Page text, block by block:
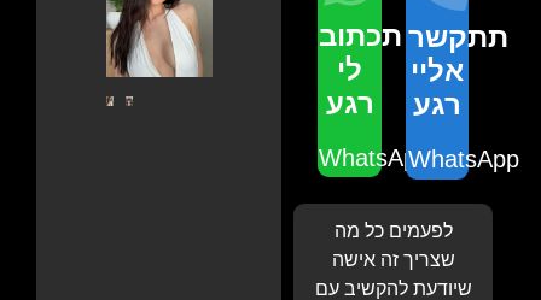
תכתוב
לי
רגע
WhatsApp
תתקשר
אליי
רגע
WhatsApp
לפעמים כל מה
שצריך זה אישה
שיודעת להקשיב עם